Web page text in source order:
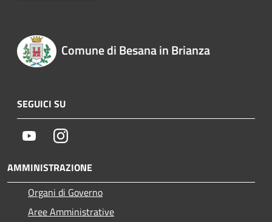
Comune di Besana in Brianza
SEGUICI SU
YoutubeInstagram
AMMINISTRAZIONE
Organi di Governo
Aree Amministrative